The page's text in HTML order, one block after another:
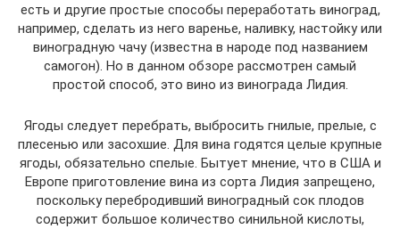
есть и другие простые способы переработать виноград,
например, сделать из него варенье, наливку, настойку или
виноградную чачу (известна в народе под названием
самогон). Но в данном обзоре рассмотрен самый
простой способ, это вино из винограда Лидия.
Ягоды следует перебрать, выбросить гнилые, прелые, с
плесенью или засохшие. Для вина годятся целые крупные
ягоды, обязательно спелые. Бытует мнение, что в США и
Европе приготовление вина из сорта Лидия запрещено,
поскольку перебродивший виноградный сок плодов
содержит большое количество синильной кислоты,